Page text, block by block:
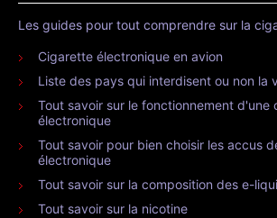
Les guides pour tout comprendre sur la
Cigarette électronique en avion
Liste des pays qui interdisent ou non la
Tout savoir sur le fonctionnement d'une
électronique
Tout savoir pour bien choisir les accus
électronique
Tout savoir sur la composition des e-
Tout savoir sur la nicotine